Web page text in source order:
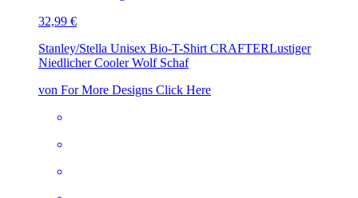
32,99 €
Stanley/Stella Unisex Bio-T-Shirt CRAFTERLustiger
Niedlicher Cooler Wolf Schaf
von For More Designs Click Here